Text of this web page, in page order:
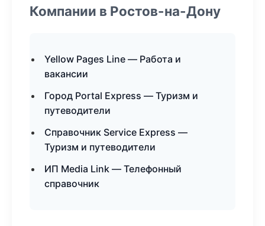
Компании в Ростов-на-Дону
Yellow Pages Line — Работа и
вакансии
Город Portal Express — Туризм и
путеводители
Справочник Service Express —
Туризм и путеводители
ИП Media Link — Телефонный
справочник